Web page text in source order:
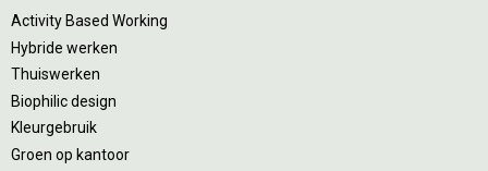
Activity Based Working
Hybride werken
Thuiswerken
Biophilic design
Kleurgebruik
Groen op kantoor